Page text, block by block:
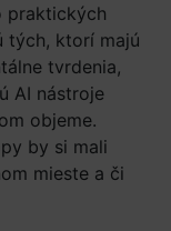
praktických
tých, ktorí majú
tvrdenia,
AI nástroje
objeme.
by si mali
mieste a či